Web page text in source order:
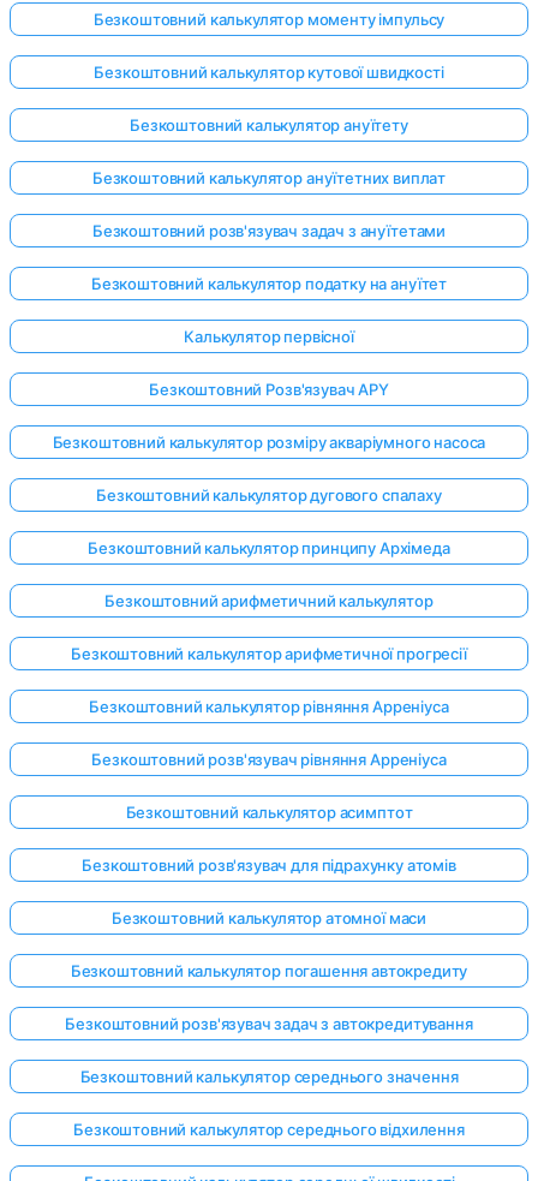
Безкоштовний калькулятор моменту імпульсу
Безкоштовний калькулятор кутової швидкості
Безкоштовний калькулятор ануїтету
Безкоштовний калькулятор ануїтетних виплат
Безкоштовний розв'язувач задач з ануїтетами
Безкоштовний калькулятор податку на ануїтет
Калькулятор первісної
Безкоштовний Розв'язувач APY
Безкоштовний калькулятор розміру акваріумного насоса
Безкоштовний калькулятор дугового спалаху
Безкоштовний калькулятор принципу Архімеда
Безкоштовний арифметичний калькулятор
Безкоштовний калькулятор арифметичної прогресії
Безкоштовний калькулятор рівняння Арреніуса
Безкоштовний розв'язувач рівняння Арреніуса
Безкоштовний калькулятор асимптот
Безкоштовний розв'язувач для підрахунку атомів
Безкоштовний калькулятор атомної маси
Безкоштовний калькулятор погашення автокредиту
Безкоштовний розв'язувач задач з автокредитування
Безкоштовний калькулятор середнього значення
Безкоштовний калькулятор середнього відхилення